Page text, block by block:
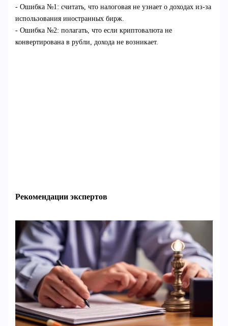
- Ошибка №1: считать, что налоговая не узнает о доходах из-за
использования иностранных бирж.
- Ошибка №2: полагать, что если криптовалюта не
конвертирована в рубли, дохода не возникает.
Рекомендации экспертов